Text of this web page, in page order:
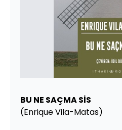
BU NE SAÇMA SİS
(Enrique Vila-Matas)